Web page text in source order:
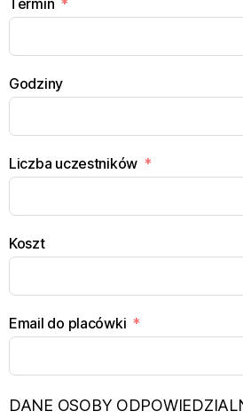
Termin
Godziny
Liczba uczestników
Koszt
Email do placówki
DANE OSOBY